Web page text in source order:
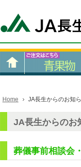
Home JA長生からのお知
JA長生からのお
葬儀事前相談会